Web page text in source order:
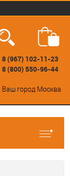
8 (967) 102-11-23
8 (800) 550-96-44
Ваш город Москва